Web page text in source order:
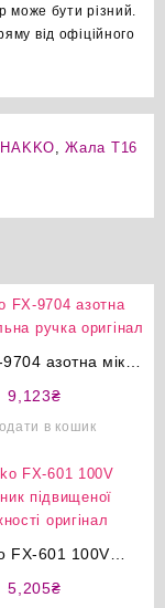
може бути різний.
від офіційного
HAKKO ,Жала T16
азотна мікро
9,123₴
в кошик
FX-601 100V
оригінал
5,205₴